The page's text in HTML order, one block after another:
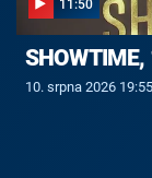
11:50
10. srpna 2026 19:55